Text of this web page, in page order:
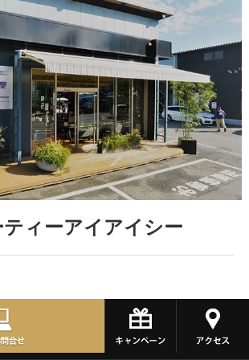
ィーアイアイシー